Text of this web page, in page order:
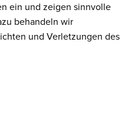
ein und zeigen sinnvolle
behandeln wir
und Verletzungen des